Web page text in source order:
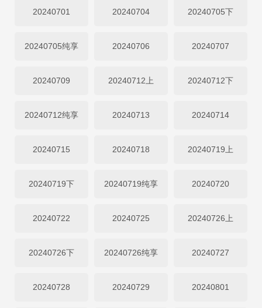
20240701 20240704 20240705下
20240705纯享 20240706 20240707
20240709 20240712上 20240712下
20240712纯享 20240713 20240714
20240715 20240718 20240719上
20240719下 20240719纯享 20240720
20240722 20240725 20240726上
20240726下 20240726纯享 20240727
20240728 20240729 20240801